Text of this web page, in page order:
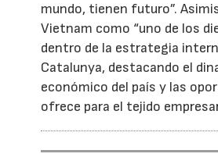
mundo, tienen futuro”.
Vietnam como “uno de los
dentro de la estrategia
Catalunya, destacando el
económico del país y las
ofrece para el tejido